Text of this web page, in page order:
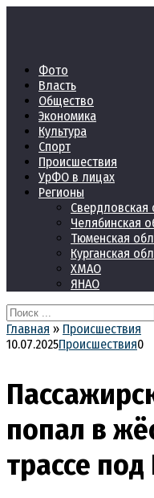
Фото
Власть
Общество
Экономика
Культура
Спорт
Происшествия
УрФО в лицах
Регионы
Свердловская
Челябинская
Тюменская
Курганская
ХМАО
ЯНАО
Search
for:
Главная » Происшествия
10.07.2025Происшествия0
попал в
трассе